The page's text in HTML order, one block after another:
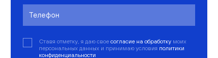
Ставя отметку, я даю свое согласие на обработку моих
персональных данных и принимаю условия политики
конфиденциальности